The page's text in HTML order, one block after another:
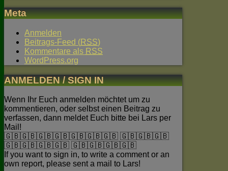
Meta
Anmelden
Beitrags-Feed (RSS)
Kommentare als RSS
WordPress.org
ANMELDEN / SIGN IN
Wenn Ihr Euch anmelden möchtet um zu
kommentieren, oder selbst einen Beitrag zu
verfassen, dann meldet Euch bitte bei Lars per
Mail!
🇬🇧🇬🇧🇬🇧🇬🇧🇬🇧🇬🇧🇬🇧 🇬🇧🇬🇧🇬🇧
🇬🇧🇬🇧🇬🇧🇬🇧 🇬🇧🇬🇧🇬🇧🇬🇧
If you want to sign in, to write a comment or an
own report, please sent a mail to Lars!